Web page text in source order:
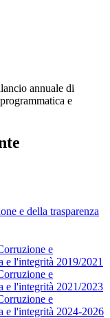
annuale di
e
e della trasparenza
e
e l'integrità 2019/2021
e
e l'integrità 2021/2023
e
e l'integrità 2024-2026